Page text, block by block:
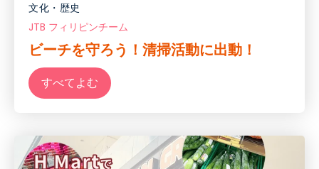
文化・歴史
JTB フィリピンチーム
ビーチを守ろう！清掃活動に出動！
すべてよむ